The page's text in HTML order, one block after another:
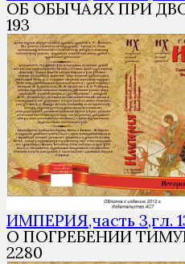
ОБ ОБЫЧАЯХ ПРИ
193
ИМПЕРИЯ,часть 3,гл.
О ПОГРЕБЕНИИ
2280